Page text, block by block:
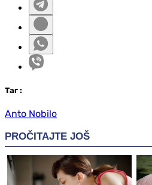
Таг :
Anto Nobilo